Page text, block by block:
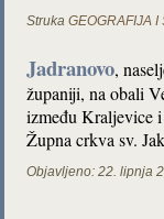
Struka GEOGRAFIJA
Jadranovo,
županiji, na obali
između Kraljevice
Župna crkva sv.
Objavljeno: 22. lipnja